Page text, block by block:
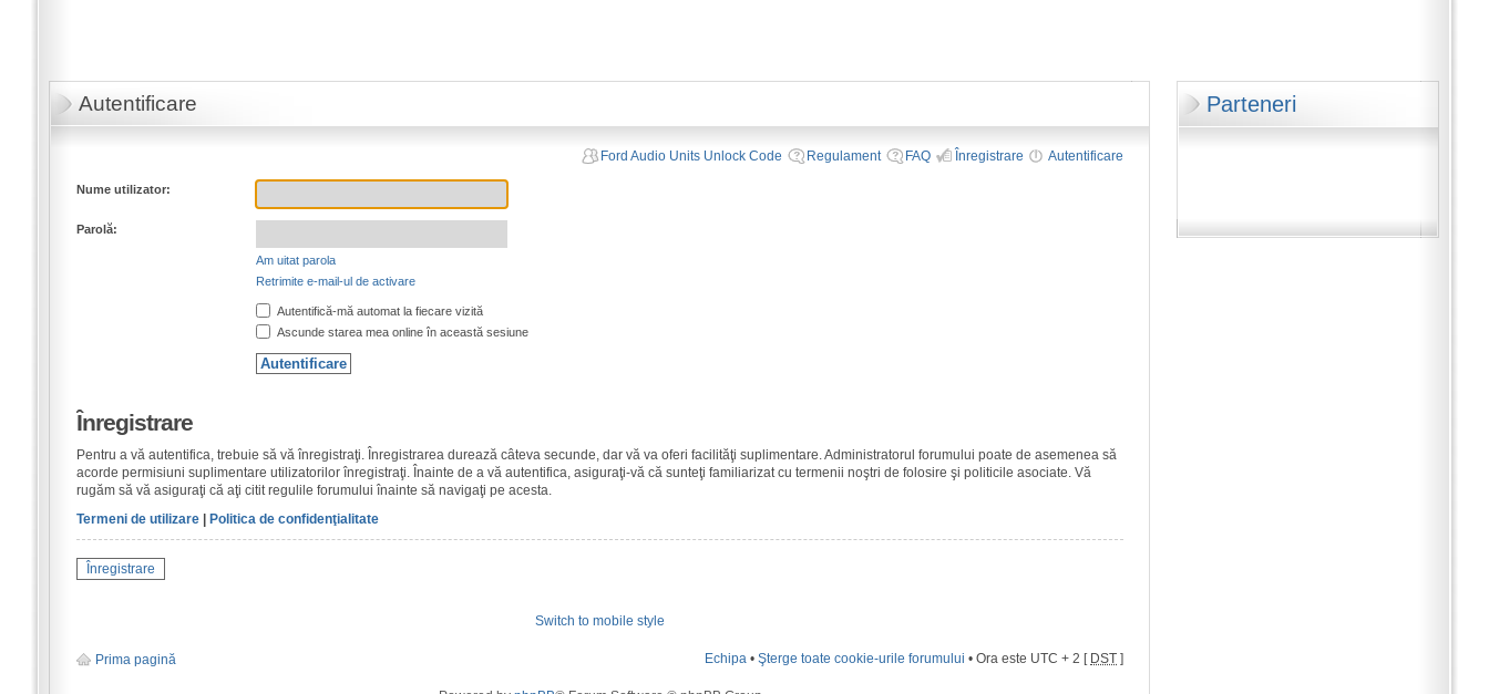
Parteneri
Autentificare
Ford Audio Units Unlock Code Regulament FAQ Înregistrare Autentificare
Nume utilizator:
Parolă:
Am uitat parola
Retrimite e-mail-ul de activare
Autentifică-mă automat la fiecare vizită
Ascunde starea mea online în această sesiune
Înregistrare
Pentru a vă autentifica, trebuie să vă înregistraţi. Înregistrarea durează câteva secunde, dar vă va oferi facilităţi suplimentare. Administratorul forumului poate de asemenea să
acorde permisiuni suplimentare utilizatorilor înregistraţi. Înainte de a vă autentifica, asiguraţi-vă că sunteţi familiarizat cu termenii noştri de folosire şi politicile asociate. Vă
rugăm să vă asiguraţi că aţi citit regulile forumului înainte să navigaţi pe acesta.
Termeni de utilizare| Politica de confidenţialitate
Înregistrare
Switch to mobile style
Prima pagină Echipa •Şterge toate cookie-urile forumului • Ora este UTC + 2 [ DST ]